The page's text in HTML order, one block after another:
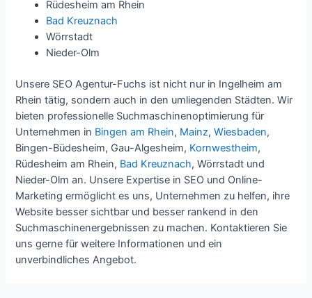
Rüdesheim am Rhein
Bad Kreuznach
Wörrstadt
Nieder-Olm
Unsere SEO Agentur-Fuchs ist nicht nur in Ingelheim am
Rhein tätig, sondern auch in den umliegenden Städten. Wir
bieten professionelle Suchmaschinenoptimierung für
Unternehmen in Bingen am Rhein, Mainz,Wiesbaden,
Bingen-Büdesheim, Gau-Algesheim, Kornwestheim,
Rüdesheim am Rhein, Bad Kreuznach, Wörrstadt und
Nieder-Olm an. Unsere Expertise in SEO und Online-
Marketing ermöglicht es uns, Unternehmen zu helfen, ihre
Website besser sichtbar und besser rankend in den
Suchmaschinenergebnissen zu machen. Kontaktieren Sie
uns gerne für weitere Informationen und ein
unverbindliches Angebot.